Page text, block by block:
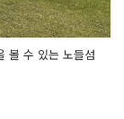
볼 수 있는 노들섬